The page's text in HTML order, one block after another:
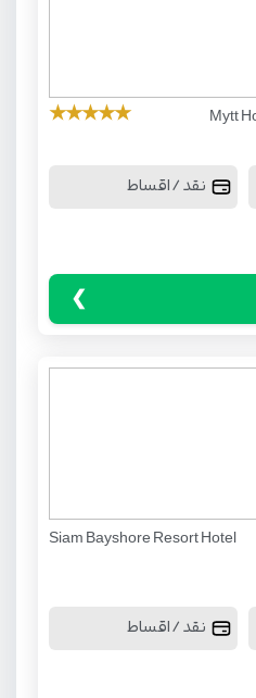
Mytt
★
★
★
★
★
نقد / اقساط
Siam Bayshore Resort Hotel
نقد / اقساط